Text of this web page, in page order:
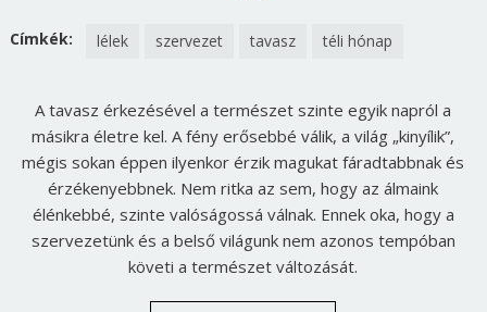
FACEBOOK
TWITTER
Címkék: lélek szervezet tavasz téli hónap
A tavasz érkezésével a természet szinte egyik napról a
másikra életre kel. A fény erősebbé válik, a világ „kinyílik”,
mégis sokan éppen ilyenkor érzik magukat fáradtabbnak és
érzékenyebbnek. Nem ritka az sem, hogy az álmaink
élénkebbé, szinte valóságossá válnak. Ennek oka, hogy a
szervezetünk és a belső világunk nem azonos tempóban
követi a természet változását.